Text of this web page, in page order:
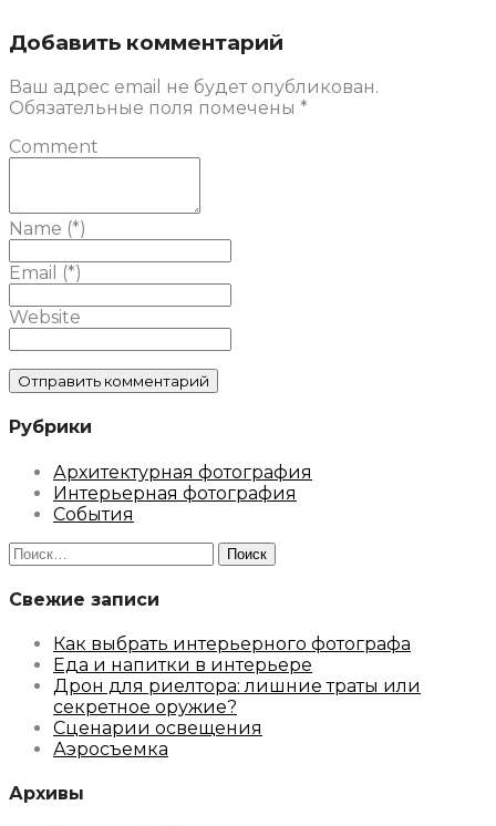
Добавить комментарий
Ваш адрес email не будет опубликован.
Обязательные поля помечены *
Comment
Name (*)
Email (*)
Website
Рубрики
Архитектурная фотография
Интерьерная фотография
События
Найти:
Свежие записи
Как выбрать интерьерного фотографа
Еда и напитки в интерьере
Дрон для риелтора: лишние траты или
секретное оружие?
Сценарии освещения
Аэросъемка
Архивы